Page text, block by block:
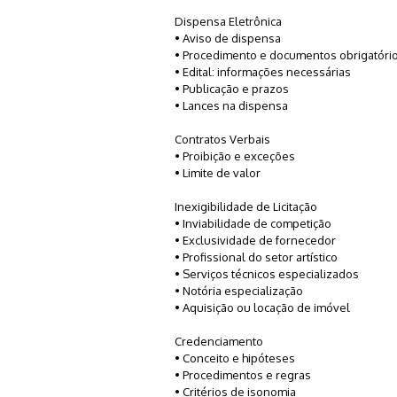
Dispensa Eletrônica
• Aviso de dispensa
• Procedimento e documentos
• Edital: informações necessárias
• Publicação e prazos
• Lances na dispensa
Contratos Verbais
• Proibição e exceções
• Limite de valor
Inexigibilidade de Licitação
• Inviabilidade de competição
• Exclusividade de fornecedor
• Profissional do setor artístico
• Serviços técnicos especializados
• Notória especialização
• Aquisição ou locação de imóvel
Credenciamento
• Conceito e hipóteses
• Procedimentos e regras
• Critérios de isonomia